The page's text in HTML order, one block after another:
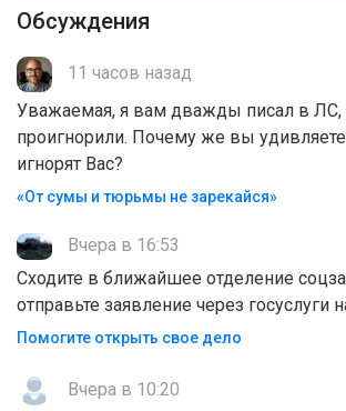
Обсуждения
11 часов назад
Уважаемая, я вам дважды писал в
проигнорили. Почему же вы
игнорят Вас?
«От сумы и тюрьмы не зарекайся»
Вчера в 16:53
Сходите в ближайшее отделение
отправьте заявление через госуслуги
Помогите открыть свое дело
Вчера в 10:20